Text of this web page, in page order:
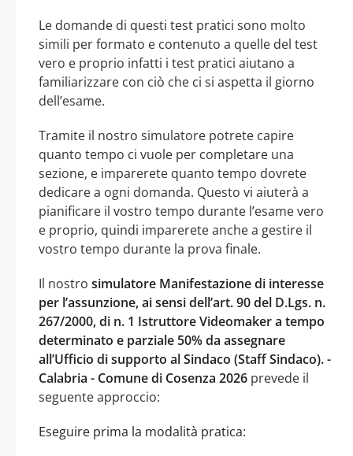
Le domande di questi test pratici sono molto
simili per formato e contenuto a quelle del test
vero e proprio infatti i test pratici aiutano a
familiarizzare con ciò che ci si aspetta il giorno
dell’esame.
Tramite il nostro simulatore potrete capire
quanto tempo ci vuole per completare una
sezione, e imparerete quanto tempo dovrete
dedicare a ogni domanda. Questo vi aiuterà a
pianificare il vostro tempo durante l’esame vero
e proprio, quindi imparerete anche a gestire il
vostro tempo durante la prova finale.
Il nostro simulatore Manifestazione di interesse
per l’assunzione, ai sensi dell’art. 90 del D.Lgs. n.
267/2000, di n. 1 Istruttore Videomaker a tempo
determinato e parziale 50% da assegnare
all’Ufficio di supporto al Sindaco (Staff Sindaco). -
Calabria - Comune di Cosenza 2026 prevede il
seguente approccio:
Eseguire prima la modalità pratica: